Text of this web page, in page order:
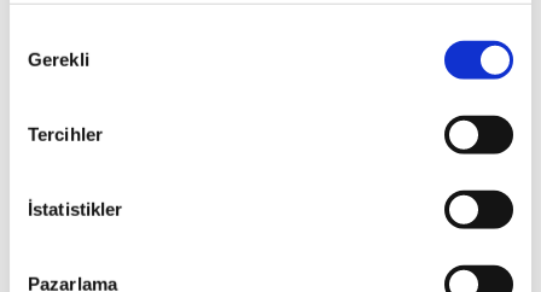
Seçimi
Gerekli
Tercihler
İstatistikler
Pazarlama